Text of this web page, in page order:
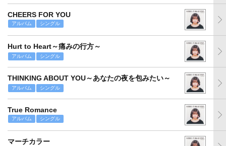
CHEERS FOR YOU
アルバム シングル
Hurt to Heart～痛みの行方～
アルバム シングル
THINKING ABOUT YOU～あなたの夜を包みたい～
アルバム シングル
True Romance
アルバム シングル
マーチカラー